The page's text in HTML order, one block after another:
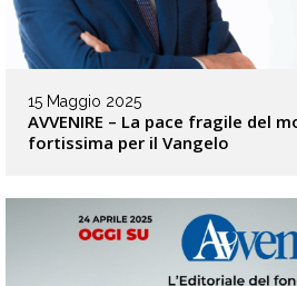
15 Maggio 2025
AVVENIRE – La pace fragile del
fortissima per il Vangelo